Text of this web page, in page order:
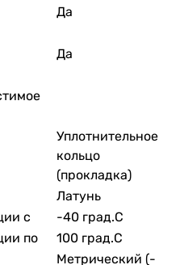
Да
Да
Уплотнительное
кольцо
(прокладка)
Латунь
с
-40 град.C
по
100 град.C
Метрический (-